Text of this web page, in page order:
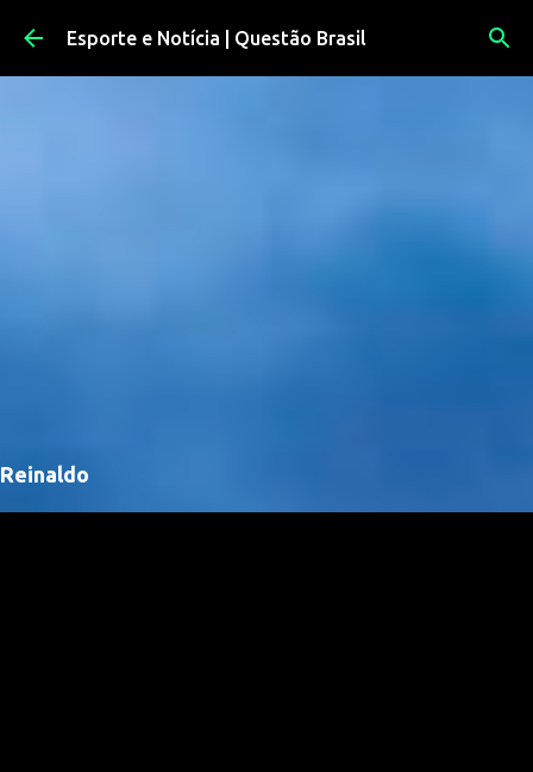
Pular para o conteúdo principal
Esporte e Notícia | Questão Brasil
Reinaldo